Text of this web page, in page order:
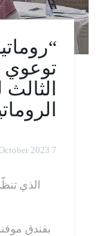
توعوي
7 October 2023
الذي